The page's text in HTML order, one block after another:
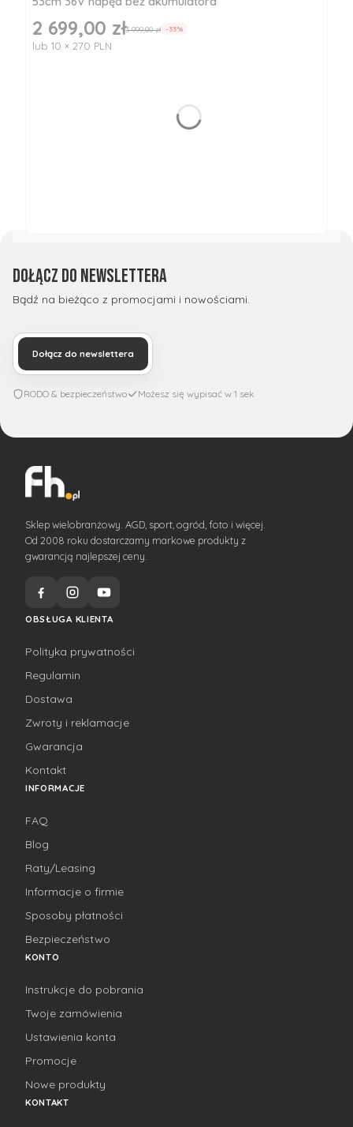
Cena promocyjna
2 699,00 zł3 999,00 zł -33%
lub 10 × 270 PLN
Dołącz do newslettera
Bądź na bieżąco z promocjami i nowościami.
Dołącz do newslettera
RODO & bezpieczeństwo Możesz się wypisać w 1 sek
Sklep wielobranżowy. AGD, sport, ogród, foto i więcej.
Od 2008 roku dostarczamy markowe produkty z
gwarancją najlepszej ceny.
OBSŁUGA KLIENTA
Polityka prywatności
Regulamin
Dostawa
Zwroty i reklamacje
Gwarancja
Kontakt
INFORMACJE
FAQ
Blog
Raty/Leasing
Informacje o firmie
Sposoby płatności
Bezpieczeństwo
KONTO
Instrukcje do pobrania
Twoje zamówienia
Ustawienia konta
Promocje
Nowe produkty
KONTAKT